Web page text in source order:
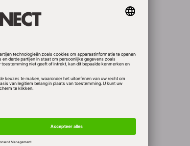
en een
Daarbij komen
zodat datasets niet
dan de helft (56 procent)
Vroege adopters
van AI‑initiatieven dan